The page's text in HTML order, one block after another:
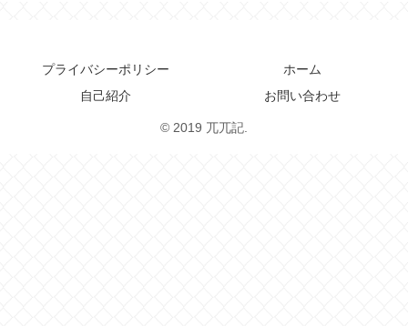
プライバシーポリシー
ホーム
自己紹介
お問い合わせ
© 2019 兀兀記.